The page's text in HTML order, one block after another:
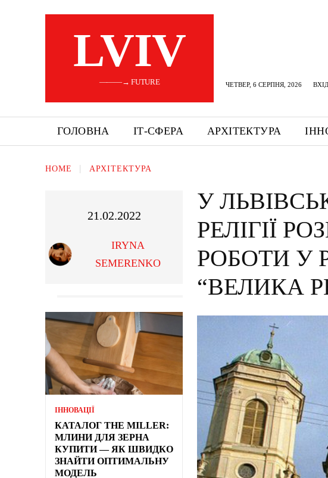
LVIV
———→ FUTURE ЧЕТВЕР, 6 СЕРПНЯ, 2026 ВХІД
ГОЛОВНА ІТ-СФЕРА АРХІТЕКТУРА
HOME АРХІТЕКТУРА
21.02.2022
IRYNA
SEMERENKO
ІННОВАЦІЇ
КАТАЛОГ THE MILLER:
МЛИНИ ДЛЯ ЗЕРНА
КУПИТИ — ЯК ШВИДКО
ЗНАЙТИ ОПТИМАЛЬНУ
МОДЕЛЬ
У
РЕЛІГІЇ
РОБОТИ У
“ВЕЛИКА